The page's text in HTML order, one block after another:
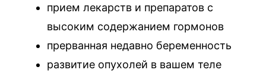
прием лекарств и препаратов с
высоким содержанием гормонов
прерванная недавно беременность
развитие опухолей в вашем теле